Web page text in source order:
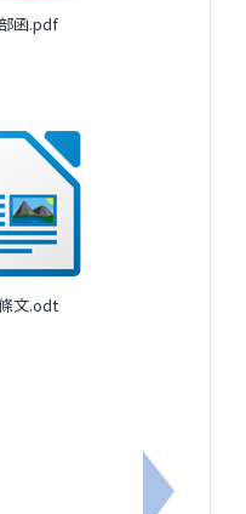
學前教育署修正「偏遠
函.pdf
文.odt
下一筆：